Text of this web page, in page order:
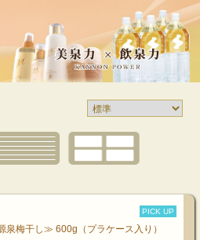
PICK UP
泉梅干し≫ 600g（プラケース入り）